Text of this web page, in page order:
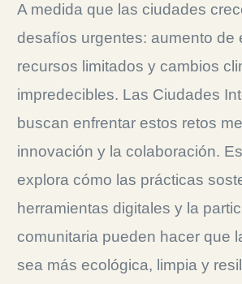
A medida que las ciudades
desafíos urgentes: aumento de
recursos limitados y cambios
impredecibles. Las Ciudades
buscan enfrentar estos retos
innovación y la colaboración.
explora cómo las prácticas
herramientas digitales y la
comunitaria pueden hacer que
sea más ecológica, limpia y